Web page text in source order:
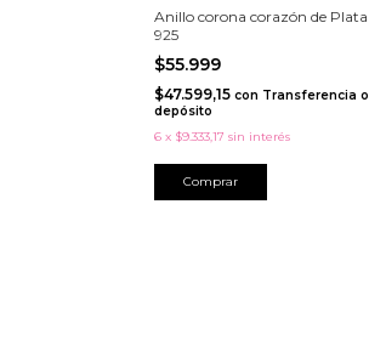
Anillo corona corazón de Plata
925
$55.999
$47.599,15 con Transferencia o
depósito
6 x $9.333,17 sin interés
Comprar